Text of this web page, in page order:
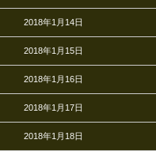
2018年1月14日
2018年1月15日
2018年1月16日
2018年1月17日
2018年1月18日